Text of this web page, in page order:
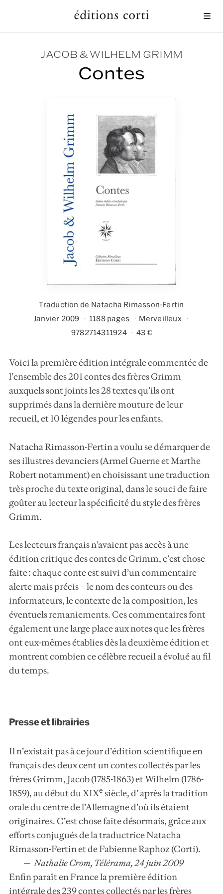
JACOB & WILHELM GRIMM
Contes
Traduction de Natacha Rimasson-Fertin
Janvier 2009
1188 pages
Merveilleux
9782714311924
43 €
Voici la première édition intégrale commentée de
l’ensemble des 201 contes des frères Grimm
auxquels sont joints les 28 textes qu’ils ont
supprimés dans la dernière mouture de leur
recueil, et 10 légendes pour les enfants.
Natacha Rimasson-Fertin a voulu se démarquer de
ses illustres devanciers (Armel Guerne et Marthe
Robert notamment) en choisissant une traduction
très proche du texte original, dans le souci de faire
goûter au lecteur la spécificité du style des frères
Grimm.
Les lecteurs français n’avaient pas accès à une
édition critique des contes de Grimm, c’est chose
faite : chaque conte est suivi d’un commentaire
alerte mais précis – le nom des conteurs ou des
informateurs, le contexte de la composition, les
éventuels remaniements. Ces commentaires font
également une large place aux notes que les frères
ont eux-mêmes établies dès la deuxième édition et
montrent combien ce célèbre recueil a évolué au fil
du temps.
Presse et librairies
Il n’existait pas à ce jour d’édition scientifique en
français des deux cent un contes collectés par les
frères Grimm, Jacob (1785-1863) et Wilhelm (1786-
1859), au début du XIXe siècle, d’ après la tradition
orale du centre de l’Allemagne d’où ils étaient
originaires. C’est chose faite désormais, grâce aux
efforts conjugués de la traductrice Natacha
Rimasson-Fertin et de Fabienne Raphoz (Corti).
Nathalie Crom, Télérama, 24 juin 2009
Enfin paraît en France la première édition
intégrale des 239 contes collectés par les frères